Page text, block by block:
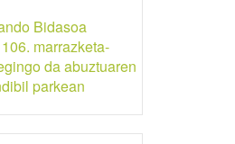
Bidasoa
marrazketa-
da abuztuaren
parkean